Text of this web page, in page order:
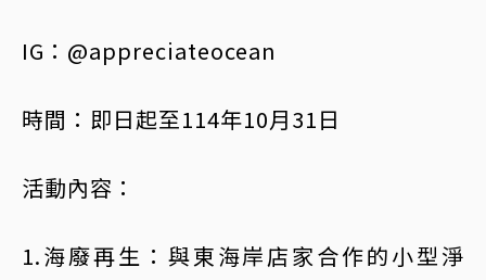
IG：@appreciateocean
時間：即日起至114年10月31日
活動內容：
1.海廢再生：與東海岸店家合作的小型淨